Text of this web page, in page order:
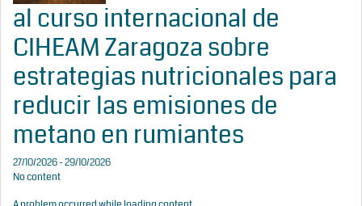
al curso internacional de
CIHEAM Zaragoza sobre
estrategias nutricionales para
reducir las emisiones de
metano en rumiantes
27/10/2026 - 29/10/2026
No content